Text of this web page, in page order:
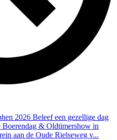
2026 Beleef een gezellige dag
Boerendag & Oldtimershow in
aan de Oude Rielseweg v...